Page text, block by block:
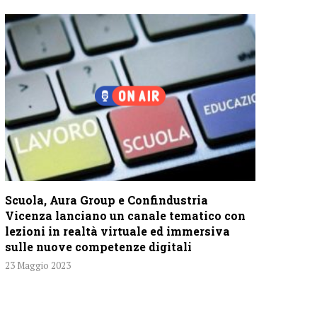
Scuola, Aura Group e Confindustria
Vicenza lanciano un canale tematico con
lezioni in realtà virtuale ed immersiva
sulle nuove competenze digitali
23 Maggio 2023